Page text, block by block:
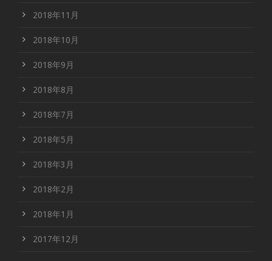
2018年11月
2018年10月
2018年9月
2018年8月
2018年7月
2018年5月
2018年3月
2018年2月
2018年1月
2017年12月